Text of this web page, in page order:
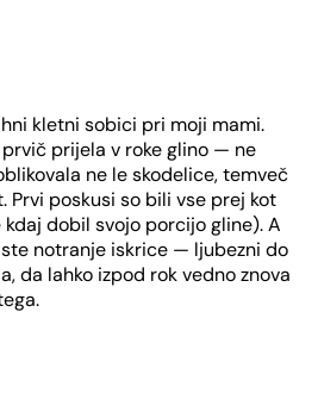
kletni sobici pri moji mami.
prijela v roke glino — ne
ne le skodelice, temveč
Prvi poskusi so bili vse prej kot
dobil svojo porcijo gline). A
notranje iskrice — ljubezni do
da lahko izpod rok vedno znova